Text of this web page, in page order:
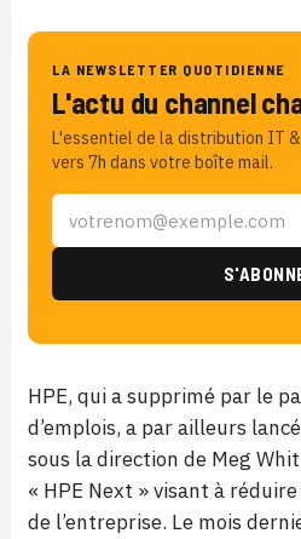
LA NEWSLETTER QUOTIDIENNE
L'actu du channel
L'essentiel de la distribution IT
vers 7h dans votre boîte mail.
HPE, qui a supprimé par le
d’emplois, a par ailleurs
sous la direction de Meg
« HPE Next » visant à
de l’entreprise. Le mois